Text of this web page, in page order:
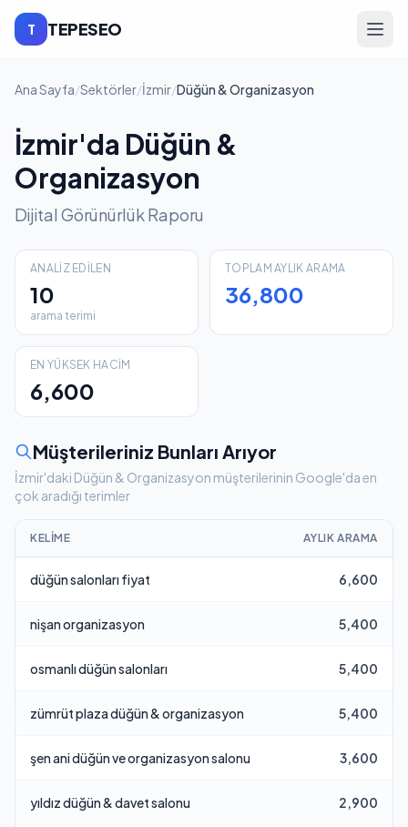
T TEPESEO
Ana Sayfa/Sektörler/İzmir/Düğün & Organizasyon
İzmir'da Düğün &
Organizasyon
Dijital Görünürlük Raporu
ANALIZ EDILEN
10
arama terimi
TOPLAM AYLIK ARAMA
36,800
EN YÜKSEK HACIM
6,600
Müşterileriniz Bunları Arıyor
İzmir'daki Düğün & Organizasyon müşterilerinin Google'da en
çok aradığı terimler
KELIME AYLIK ARAMA
düğün salonları fiyat 6,600
nişan organizasyon 5,400
osmanlı düğün salonları 5,400
zümrüt plaza düğün & organizasyon 5,400
şen ani düğün ve organizasyon salonu 3,600
yıldız düğün & davet salonu 2,900